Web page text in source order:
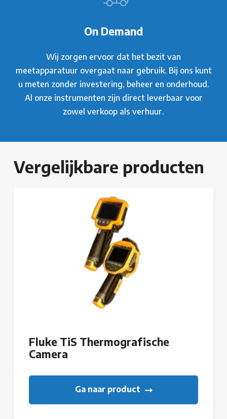
On Demand
Wij zorgen ervoor dat het bezit van
meetapparatuur overgaat naar gebruik. Bij ons kunt
u meten zonder investering, beheer en onderhoud.
Al onze instrumenten zijn direct leverbaar voor
zowel verkoop als verhuur.
Vergelijkbare producten
Fluke TiS Thermografische
Camera
Ga naar product